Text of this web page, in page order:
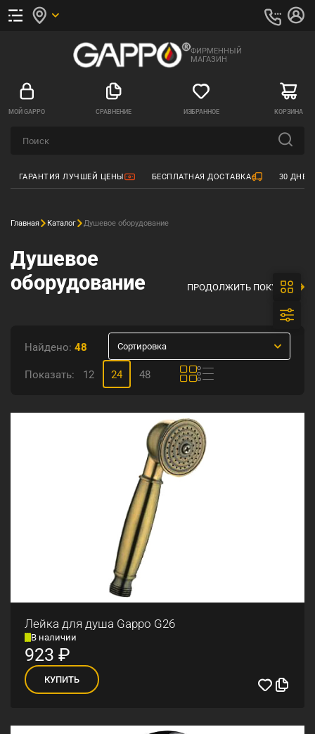
ФИРМЕННЫЙ
МАГАЗИН
МОЙ GAPPO СРАВНЕНИЕ ИЗБРАННОЕ КОРЗИНА
ГАРАНТИЯ ЛУЧШЕЙ ЦЕНЫ БЕСПЛАТНАЯ ДОСТАВКА 30
Главная Каталог Душевое оборудование
Душевое
оборудование
ПРОДОЛЖИТЬ ПОКУПКИ
Найдено: 48 Сортировка
Показать: 12 24 48
Лейка для душа Gappo G26
В наличии
923 ₽
КУПИТЬ